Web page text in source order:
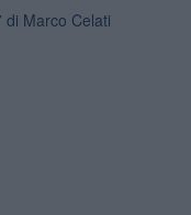
di Marco Celati